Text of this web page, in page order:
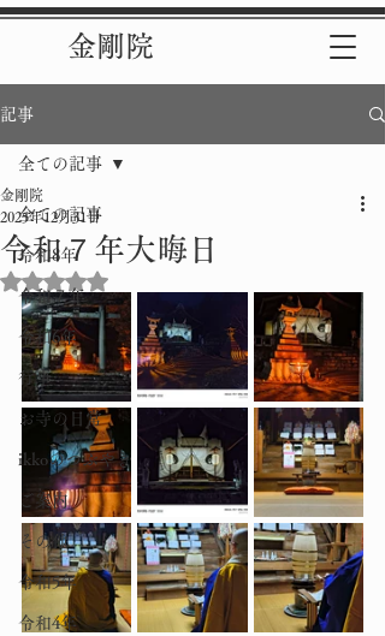
金剛院
記事
全ての記事
令和8年
令和７年
令和6年
行事
お寺の日常
ikkoのつぶやき
ご案内
その他
令和5年
令和4年
全ての記事
令和７年大晦日
金剛院
2025年12月31日
5つ星のうちNaNと評価されています。